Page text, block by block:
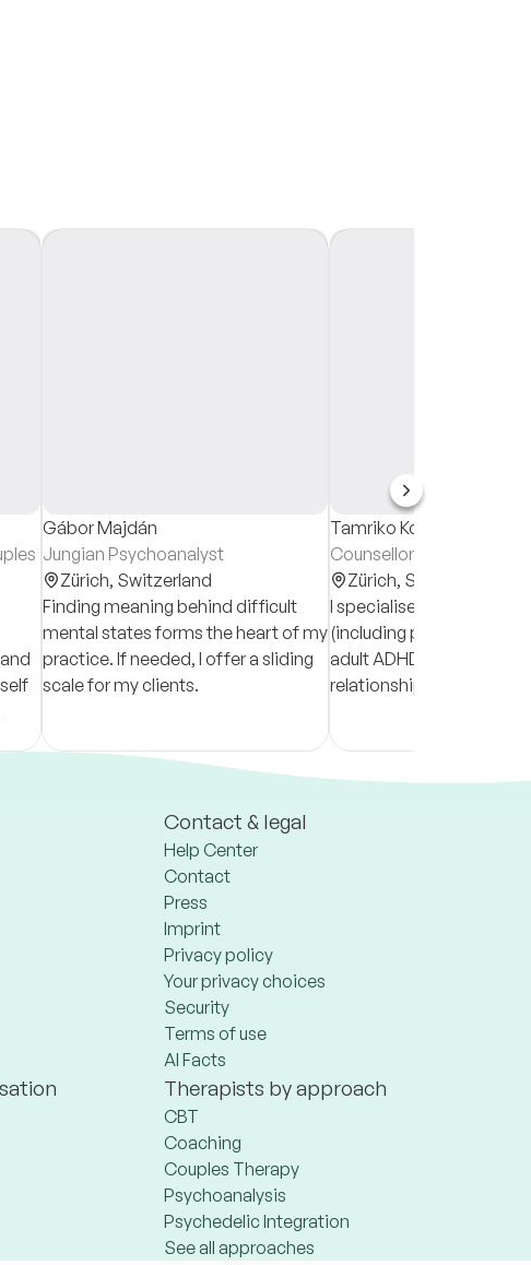
Gábor Majdán
Jungian Psychoanalyst
Zürich, Switzerland
Finding meaning behind difficult
mental states forms the heart of my
practice. If needed, I offer a sliding
scale for my clients.
Tamriko Korodi-Szasz
Counsellor
Zürich, Switzerland
I specialise in addiction,
(including panic attacks
adult ADHD, insomnias,
relationship difficulties.
Contact & legal
Help Center
Contact
Press
Imprint
Privacy policy
Your privacy choices
Security
Terms of use
AI Facts
Therapists by approach
CBT
Coaching
Couples Therapy
Psychoanalysis
Psychedelic Integration
See all approaches